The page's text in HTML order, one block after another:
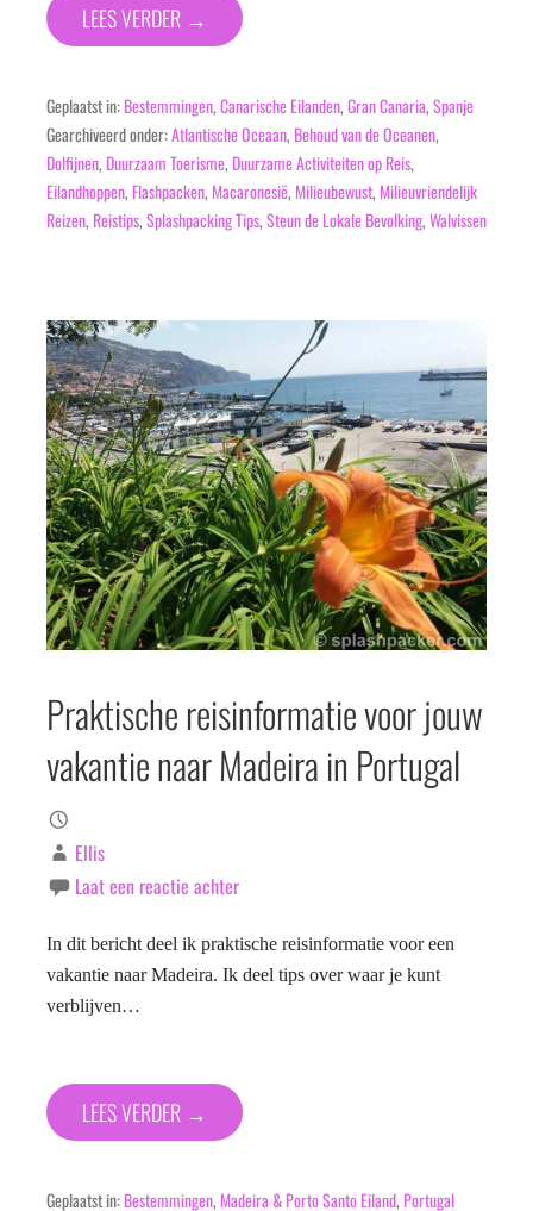
LEES VERDER →
Geplaatst in:Bestemmingen,Canarische Eilanden,Gran Canaria,Spanje
Gearchiveerd onder:Atlantische Oceaan, Behoud van de Oceanen,
Dolfijnen, Duurzaam Toerisme, Duurzame Activiteiten op Reis,
Eilandhoppen, Flashpacken, Macaronesië, Milieubewust, Milieuvriendelijk
Reizen, Reistips,Splashpacking Tips,Steun de Lokale Bevolking,Walvissen
Praktische reisinformatie voor jouw
vakantie naar Madeira in Portugal
Ellis
Laat een reactie achter
In dit bericht deel ik praktische reisinformatie voor een
vakantie naar Madeira. Ik deel tips over waar je kunt
verblijven…
LEES VERDER →
Geplaatst in:Bestemmingen, Madeira & Porto Santo Eiland, Portugal